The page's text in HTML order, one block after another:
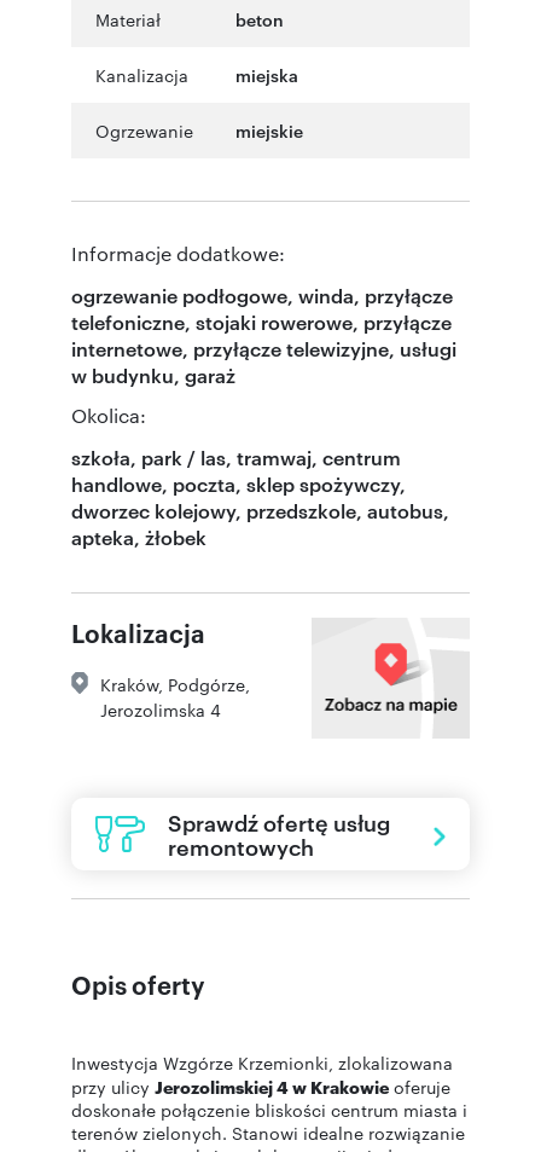
Materiał beton
Kanalizacja miejska
Ogrzewanie miejskie
Informacje dodatkowe:
ogrzewanie podłogowe, winda, przyłącze
telefoniczne, stojaki rowerowe, przyłącze
internetowe, przyłącze telewizyjne, usługi
w budynku, garaż
Okolica:
szkoła, park / las, tramwaj, centrum
handlowe, poczta, sklep spożywczy,
dworzec kolejowy, przedszkole, autobus,
apteka, żłobek
Lokalizacja
Kraków, Podgórze
Jerozolimska 4
Sprawdź ofertę usług
remontowych
Opis oferty
Inwestycja Wzgórze Krzemionki, zlokalizowana
przy ulicy Jerozolimskiej 4 w Krakowie oferuje
doskonałe połączenie bliskości centrum miasta i
terenów zielonych. Stanowi idealne rozwiązanie